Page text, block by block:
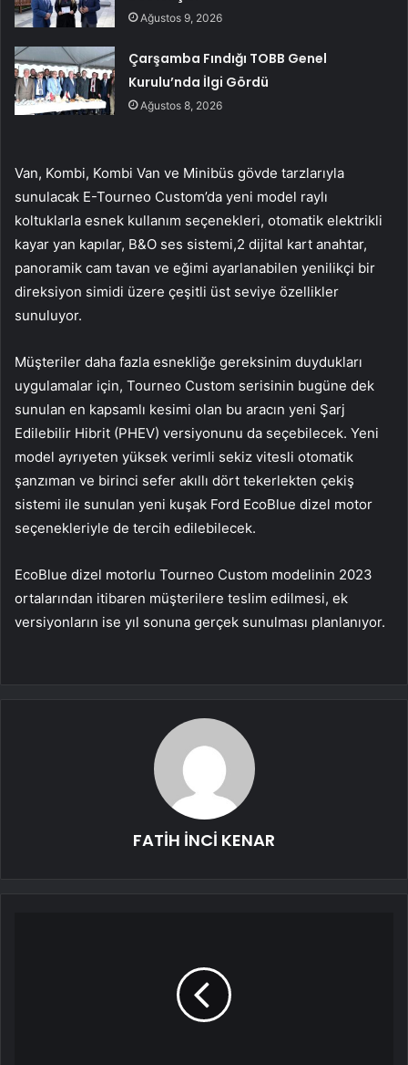
Ağustos 9, 2026
Çarşamba Fındığı TOBB Genel
Kurulu’nda İlgi Gördü
Ağustos 8, 2026
Van, Kombi, Kombi Van ve Minibüs gövde tarzlarıyla
sunulacak E-Tourneo Custom’da yeni model raylı
koltuklarla esnek kullanım seçenekleri, otomatik elektrikli
kayar yan kapılar, B&O ses sistemi,2 dijital kart anahtar,
panoramik cam tavan ve eğimi ayarlanabilen yenilikçi bir
direksiyon simidi üzere çeşitli üst seviye özellikler
sunuluyor.
Müşteriler daha fazla esnekliğe gereksinim duydukları
uygulamalar için, Tourneo Custom serisinin bugüne dek
sunulan en kapsamlı kesimi olan bu aracın yeni Şarj
Edilebilir Hibrit (PHEV) versiyonunu da seçebilecek. Yeni
model ayrıyeten yüksek verimli sekiz vitesli otomatik
şanzıman ve birinci sefer akıllı dört tekerlekten çekiş
sistemi ile sunulan yeni kuşak Ford EcoBlue dizel motor
seçenekleriyle de tercih edilebilecek.
EcoBlue dizel motorlu Tourneo Custom modelinin 2023
ortalarından itibaren müşterilere teslim edilmesi, ek
versiyonların ise yıl sonuna gerçek sunulması planlanıyor.
FATİH İNCİ KENAR